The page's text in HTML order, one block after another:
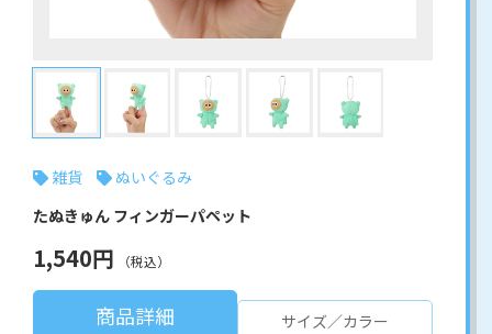
雑貨
ぬいぐるみ
たぬきゅん フィンガーパペット
1,540円 （税込）
商品詳細 サイズ／カラー